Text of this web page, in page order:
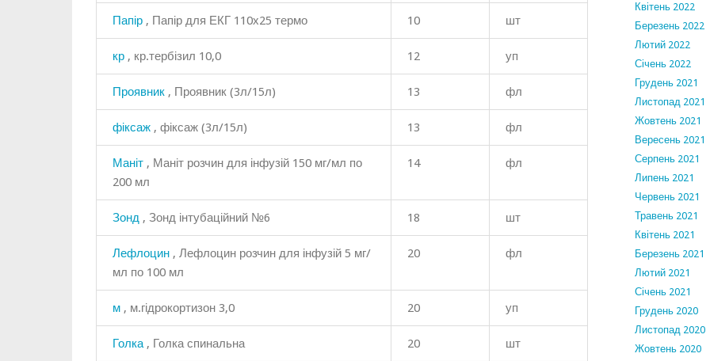
Папір , Папір для ЕКГ 110х25 термо 10 шт
кр , кр.тербізил 10,0 12 уп
Проявник , Проявник (3л/15л) 13 фл
фіксаж , фіксаж (3л/15л) 13 фл
Маніт , Маніт розчин для інфузій 150 мг/мл по
200 мл
14 фл
Зонд , Зонд інтубаційний №6 18 шт
Лефлоцин , Лефлоцин розчин для інфузій 5 мг/
мл по 100 мл
20 фл
м , м.гідрокортизон 3,0 20 уп
Голка , Голка спинальна 20 шт
Квітень 2022
Березень 2022
Лютий 2022
Січень 2022
Грудень 2021
Листопад 2021
Жовтень 2021
Вересень 2021
Серпень 2021
Липень 2021
Червень 2021
Травень 2021
Квітень 2021
Березень 2021
Лютий 2021
Січень 2021
Грудень 2020
Листопад 2020
Жовтень 2020